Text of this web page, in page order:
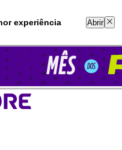
experiência Abrir